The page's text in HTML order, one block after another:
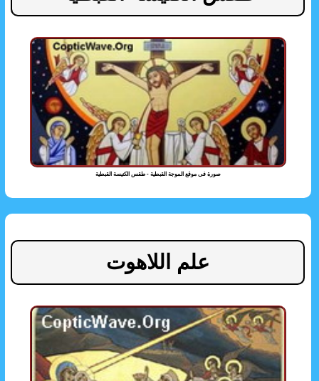
صورة فى موقع الموجة القبطية - طقس الكنيسة القبطية
علم اللاهوت